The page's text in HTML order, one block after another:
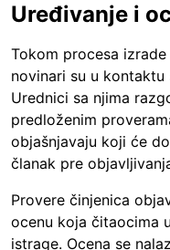
Uređivanje i
Tokom procesa
novinari su u kontaktu
Urednici sa njima
predloženim
objašnjavaju koji će
članak pre
Provere činjenica
ocenu koja čitaocima
istrage. Ocena se